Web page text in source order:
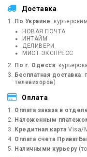
Доставка
По Украине:
НОВАЯ ПОЧТА
ИНТАЙМ
ДЕЛИВЕРИ
МИСТ ЭКСПРЕСС
По г. Одесса:
Бесплатная доставка:
телевизоров)
Оплата
Оплата заказа в
Наложенным
Кредитная карта Visa/
Оплата счета
Наличными курьеру